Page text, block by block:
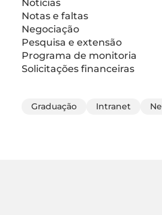
Notícias
Notas e faltas
Negociação
Pesquisa e extensão
Programa de monitoria
Solicitações financeiras
Graduação Intranet